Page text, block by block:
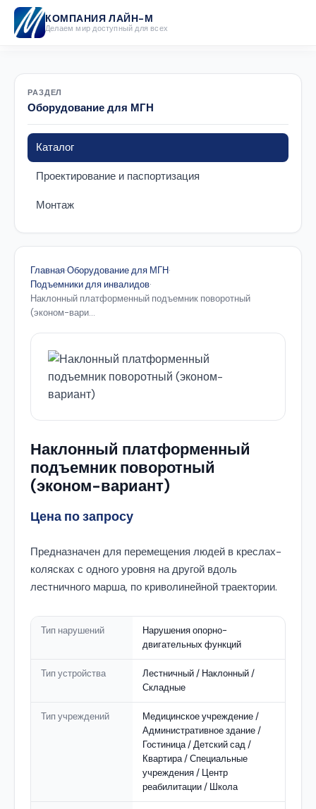
КОМПАНИЯ ЛАЙН-М
Делаем мир доступный для всех
РАЗДЕЛ
Оборудование для МГН
Каталог
Проектирование и паспортизация
Монтаж
Главная·Оборудование для МГН·
Подъемники для инвалидов·
Наклонный платформенный подъемник поворотный
(эконом-вари...
Наклонный платформенный
подъемник поворотный
(эконом-вариант)
Цена по запросу
Предназначен для перемещения людей в креслах-
колясках с одного уровня на другой вдоль
лестничного марша, по криволинейной траектории.
Тип нарушений
Нарушения опорно-
двигательных функций
Тип устройства
Лестничный / Наклонный /
Складные
Тип учреждений
Медицинское учреждение /
Административное здание /
Гостиница / Детский сад /
Квартира / Специальные
учреждения / Центр
реабилитации / Школа